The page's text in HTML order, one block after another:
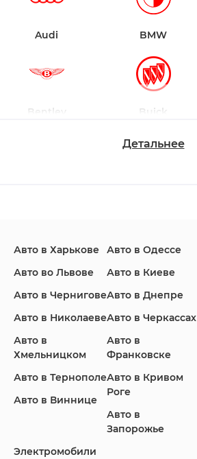
Audi BMW
Bentley Buick
Infiniti Jaguar
Land Rover
Детальнее
Авто в Харькове
Авто во Львове
Авто в Чернигове
Авто в Николаеве
Авто в
Хмельницком
Авто в Тернополе
Авто в Виннице
Авто в Одессе
Авто в Киеве
Авто в Днепре
Авто в Черкассах
Авто в
Франковске
Авто в Кривом
Роге
Авто в
Запорожье
Электромобили